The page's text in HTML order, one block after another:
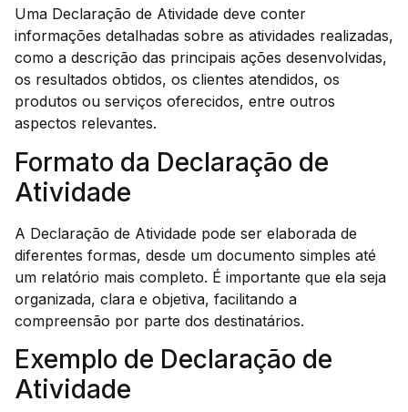
Uma Declaração de Atividade deve conter
informações detalhadas sobre as atividades realizadas,
como a descrição das principais ações desenvolvidas,
os resultados obtidos, os clientes atendidos, os
produtos ou serviços oferecidos, entre outros
aspectos relevantes.
Formato da Declaração de
Atividade
A Declaração de Atividade pode ser elaborada de
diferentes formas, desde um documento simples até
um relatório mais completo. É importante que ela seja
organizada, clara e objetiva, facilitando a
compreensão por parte dos destinatários.
Exemplo de Declaração de
Atividade